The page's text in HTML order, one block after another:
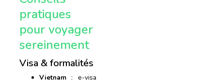
pratiques
pour voyager
sereinement
Visa & formalités
Vietnam : e-visa